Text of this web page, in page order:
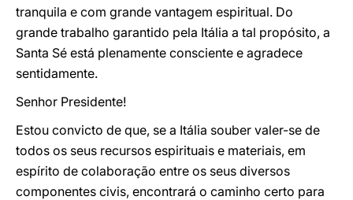
tranquila e com grande vantagem espiritual. Do
grande trabalho garantido pela Itália a tal propósito, a
Santa Sé está plenamente consciente e agradece
sentidamente.
Senhor Presidente!
Estou convicto de que, se a Itália souber valer-se de
todos os seus recursos espirituais e materiais, em
espírito de colaboração entre os seus diversos
componentes civis, encontrará o caminho certo para